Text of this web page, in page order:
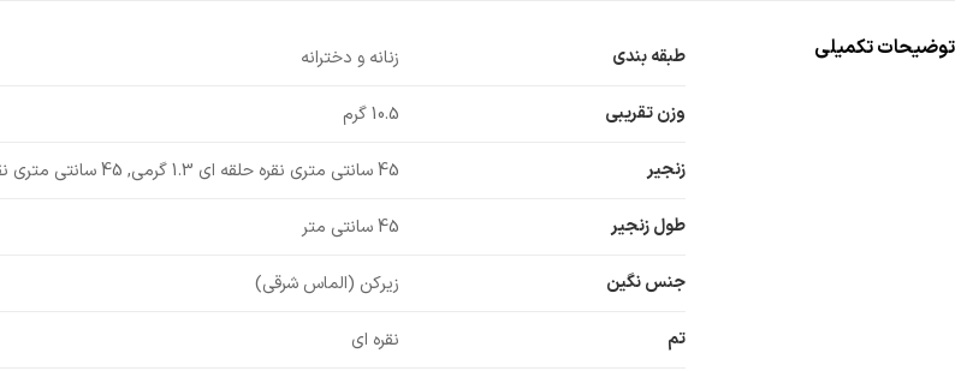
توضیحات تکمیلی طبقه بندی زنانه و دخترانه
وزن تقریبی 10.5 گرم
زنجیر 45 سانتی متری نقره حلقه ای 1.3 گرمی, 45 سانتی متری نقره ونیزی 2.8 گرمی, بدون زنجیر
طول زنجیر 45 سانتی متر
جنس نگین زیرکن (الماس شرقی)
تم نقره ای